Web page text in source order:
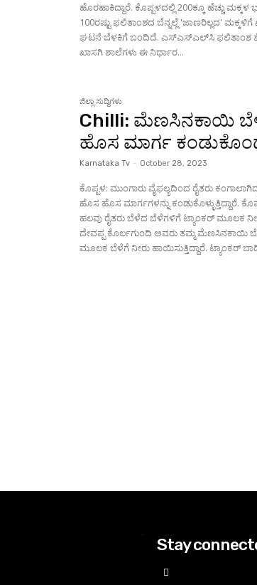
ಹೊರಹಾಕಿದ್ದಾರೆ. ಕೊಪ್ಪಳದಲ್ಲಿ 200ಕ್ಕೂ ಹೆಚ್ಚು
100ರಷ್ಟು ಫಲಿತಾಂಶದ ಬೆನ್ನಲ್ಲೆ 'ಜಾಣರಿಲ್ಲದ'
ಘಟನೆ ಬೆಳಕಿಗೆ ಬಂದಿದೆ. ಎಸ್‌ಎಸ್‌ಎಲ್‌ಸಿ ಫಲಿತಾಂಶ ಶೇಕಡ 100 ಕ್ಕೆ 100 ಬರಬೇಕು ಅಂತ
ಖಾಸಗಿ ಶಾಲೆಗಳು ಈ ನಿರ್ಧಾರ...
ಜಿಲ್ಲಾ ಸುದ್ದಿಗಳು
Chilli: ಮೆಣಸಿನಕಾಯಿ
ಹೊಸ ಮಾರ್ಗ
Karnataka Tv - October 28, 2023
ಕೊಪ್ಪಳ: ಮುಂಗಾರು ವೈಫಲ್ಯದಿಂದ ರೈತರು
ಹೊಸ ಹೊಸ ಮಾರ್ಗಗಳನ್ನು ಕಂಡುಕೊಳ್ಳುತ್ತಿದ್ದಾರೆ. ಕೊಪ್ಪಳ ಹಾಗೂ ಅಕ್ಕಪಕ್ಕದ ಜಿಲ್ಲೆಯ
ಹಲವು ರೈತರು ಬೆಳೆದ ಬೆಳೆಗಳಿಗೆ ಟ್ಯಾಂಕರ್ ಮೂಲಕ
ದೇವಪ್ಪ ಕೊರ್ಲಗುಂದಿ ಅವರು ತಮ್ಮ ಮೆಣಸಿನಕಾಯಿ
ಮೂಲಕ ಬೆಳೆಗೆ ನೀರು ಹಾಯಿಸುತ್ತಿದ್ದಾರೆ.
Stay